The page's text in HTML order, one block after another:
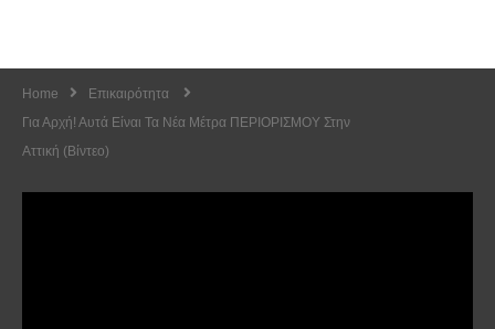
Home
Επικαιρότητα
Για Αρχή! Αυτά Είναι Τα Νέα Μέτρα ΠΕΡΙΟΡΙΣΜΟΥ Στην
Αττική (Βίντεο)